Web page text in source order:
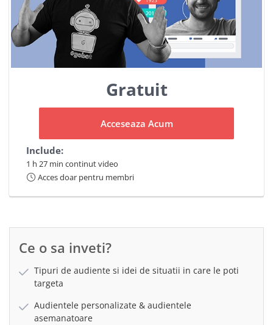
Gratuit
Acceseaza Acum
Include:
1 h 27 min continut video
Acces doar pentru membri
Ce o sa inveti?
Tipuri de audiente si idei de situatii in care le poti
targeta
Audientele personalizate & audientele
asemanatoare